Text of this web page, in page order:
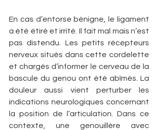
En cas d’entorse bénigne, le ligament
a été étiré et irrité. Il fait mal mais n’est
pas distendu. Les petits récepteurs
nerveux situés dans cette cordelette
et chargés d’informer le cerveau de la
bascule du genou ont été abîmés. La
douleur aussi vient perturber les
indications neurologiques concernant
la position de l’articulation. Dans ce
contexte, une genouillère avec